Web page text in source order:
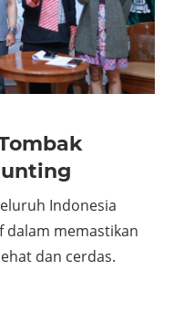
Indonesia
dalam memastikan
dan cerdas.